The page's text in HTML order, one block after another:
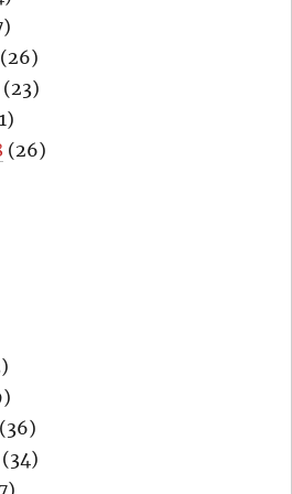
(26)
(23)
(26)
(36)
(34)